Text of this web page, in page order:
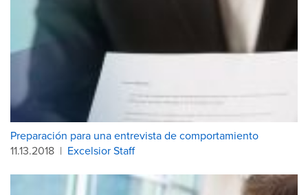
Preparación para una entrevista de comportamiento
11.13.2018 | Excelsior Staff